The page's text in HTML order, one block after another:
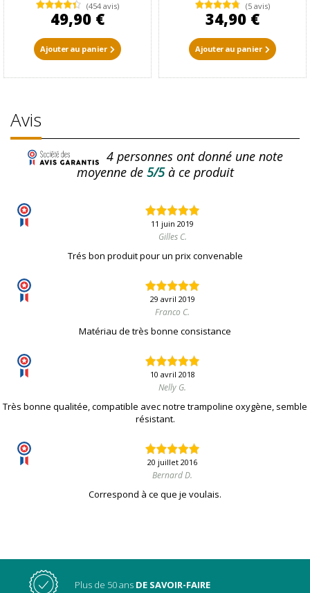
(454 avis)
49,90 €
Ajouter au panier
(5 avis)
34,90 €
Ajouter au panier
Avis
4personnes ont donné une note
moyenne de5/5à ce produit
11 juin 2019
Gilles C.
Trés bon produit pour un prix convenable
29 avril 2019
Franco C.
Matériau de très bonne consistance
10 avril 2018
Nelly G.
Très bonne qualitée, compatible avec notre trampoline oxygène, semble
résistant.
20 juillet 2016
Bernard D.
Correspond à ce que je voulais.
Plus de 50 ans DE SAVOIR-FAIRE